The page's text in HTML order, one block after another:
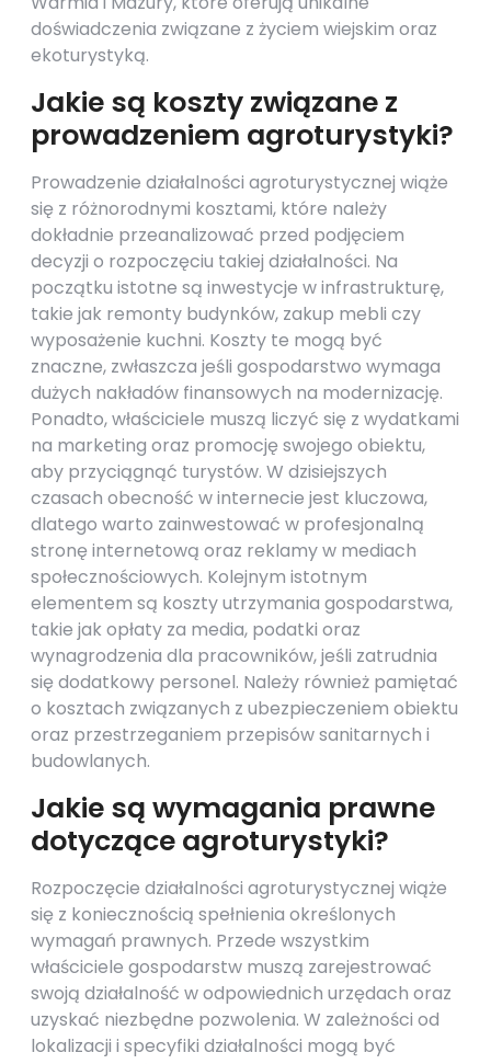
doświadczenia związane z życiem wiejskim oraz
ekoturystyką.
Jakie są koszty związane z
prowadzeniem agroturystyki?
Prowadzenie działalności agroturystycznej wiąże
się z różnorodnymi kosztami, które należy
dokładnie przeanalizować przed podjęciem
decyzji o rozpoczęciu takiej działalności. Na
początku istotne są inwestycje w infrastrukturę,
takie jak remonty budynków, zakup mebli czy
wyposażenie kuchni. Koszty te mogą być
znaczne, zwłaszcza jeśli gospodarstwo wymaga
dużych nakładów finansowych na modernizację.
Ponadto, właściciele muszą liczyć się z wydatkami
na marketing oraz promocję swojego obiektu,
aby przyciągnąć turystów. W dzisiejszych
czasach obecność w internecie jest kluczowa,
dlatego warto zainwestować w profesjonalną
stronę internetową oraz reklamy w mediach
społecznościowych. Kolejnym istotnym
elementem są koszty utrzymania gospodarstwa,
takie jak opłaty za media, podatki oraz
wynagrodzenia dla pracowników, jeśli zatrudnia
się dodatkowy personel. Należy również pamiętać
o kosztach związanych z ubezpieczeniem obiektu
oraz przestrzeganiem przepisów sanitarnych i
budowlanych.
Jakie są wymagania prawne
dotyczące agroturystyki?
Rozpoczęcie działalności agroturystycznej wiąże
się z koniecznością spełnienia określonych
wymagań prawnych. Przede wszystkim
właściciele gospodarstw muszą zarejestrować
swoją działalność w odpowiednich urzędach oraz
uzyskać niezbędne pozwolenia. W zależności od
lokalizacji i specyfiki działalności mogą być